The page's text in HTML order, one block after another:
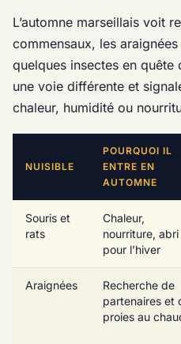
L’automne marseillais voit
commensaux, les
quelques insectes en quête
une voie différente et
chaleur, humidité ou
NUISIBLE
POURQUOI IL
ENTRE EN
AUTOMNE
Souris et
rats
Chaleur,
nourriture, abri
pour l’hiver
Araignées
Recherche de
partenaires et
proies au